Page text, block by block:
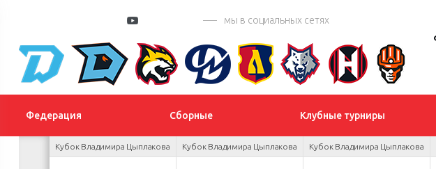
мы в социальных сетях
Федерация Сборные Клубные турниры
Кубок Владимира Цыплакова Кубок Владимира Цыплакова Кубок Владимира Цыплакова